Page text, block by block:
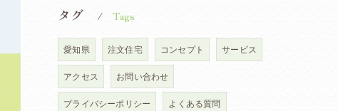
タグ Tags
愛知県 注文住宅 コンセプト サービス
アクセス お問い合わせ
プライバシーポリシー よくある質問